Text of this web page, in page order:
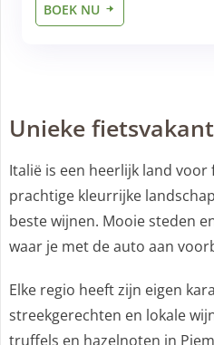
BOEK NU
Unieke
Italië is een heerlijk land
prachtige kleurrijke
beste wijnen. Mooie steden
waar je met de auto aan
Elke regio heeft zijn eigen
streekgerechten en lokale
truffels en hazelnoten in